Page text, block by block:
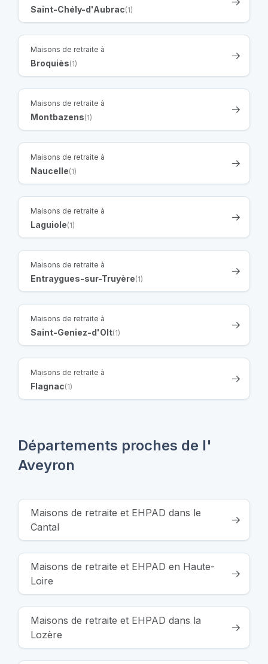
Saint-Chély-d'Aubrac(1)
Maisons de retraite à
Broquiès(1)
Maisons de retraite à
Montbazens(1)
Maisons de retraite à
Naucelle(1)
Maisons de retraite à
Laguiole(1)
Maisons de retraite à
Entraygues-sur-Truyère(1)
Maisons de retraite à
Saint-Geniez-d'Olt(1)
Maisons de retraite à
Flagnac(1)
Départements proches de l'
Aveyron
Maisons de retraite et EHPAD dans le
Cantal
Maisons de retraite et EHPAD en Haute-
Loire
Maisons de retraite et EHPAD dans la
Lozère